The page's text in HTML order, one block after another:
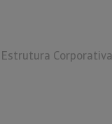
Estrutura Corporativa